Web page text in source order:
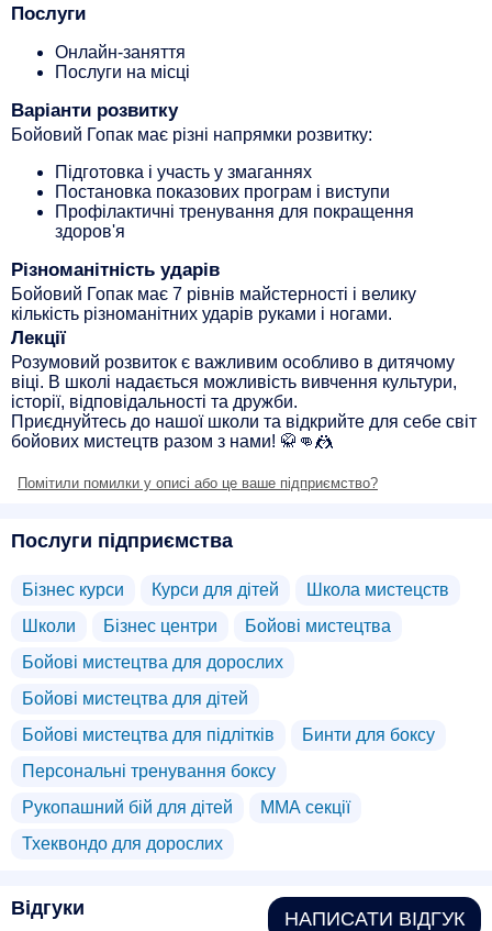
Послуги
Онлайн-заняття
Послуги на місці
Варіанти розвитку
Бойовий Гопак має різні напрямки розвитку:
Підготовка і участь у змаганнях
Постановка показових програм і виступи
Профілактичні тренування для покращення
здоров'я
Різноманітність ударів
Бойовий Гопак має 7 рівнів майстерності і велику
кількість різноманітних ударів руками і ногами.
Лекції
Розумовий розвиток є важливим особливо в дитячому
віці. В школі надається можливість вивчення культури,
історії, відповідальності та дружби.
Приєднуйтесь до нашої школи та відкрийте для себе світ
бойових мистецтв разом з нами! 🥋👊🤼
Помітили помилки у описі або це ваше підприємство?
Послуги підприємства
Бізнес курси Курси для дітей
Школа мистецств
Школи
Бізнес центри
Бойові мистецтва
Бойові мистецтва для дорослих
Бойові мистецтва для дітей
Бойові мистецтва для підлітків
Бинти для боксу
Персональні тренування боксу
Рукопашний бій для дітей
ММА секції
Тхеквондо для дорослих
Відгуки НАПИСАТИ ВІДГУК